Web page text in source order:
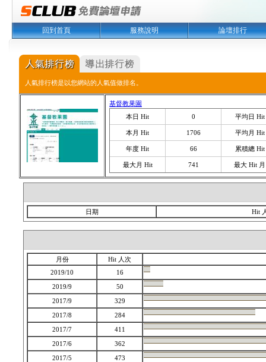
回到首頁 服務說明 論壇排行
人氣排行榜是以您網站的人氣值做排名。
基督教果園
本日 Hit
0 平均日 Hit
本月 Hit 1706 平均月 Hit
年度 Hit 66 累積總 Hit
最大月 Hit 741 最大 Hit 月
日期 Hit
月份
Hit 人次
2019/10
16
2019/9
50
2017/9
329
2017/8
284
2017/7
411
2017/6
362
2017/5
473